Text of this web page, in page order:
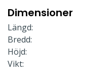
Dimensioner
Längd:
Bredd:
Höjd:
Vikt: